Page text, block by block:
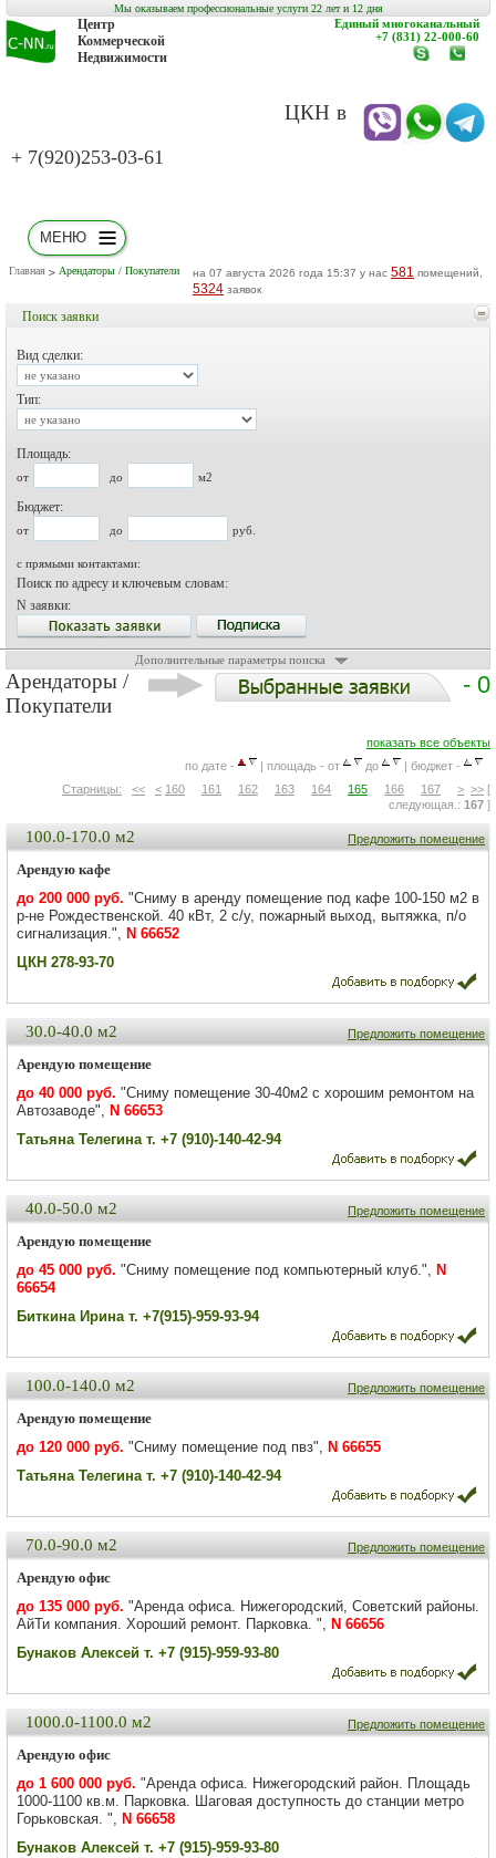
Мы оказываем профессиональные услуги 22 лет и 12 дня
Центр
Коммерческой
Недвижимости
ЦКН в
+ 7(920)253-03-61
Единый многоканальный
+7 (831) 22-000-60
www.c-
МЕНЮ
Главная Арендаторы / Покупатели на 07 августа 2026 года 15:37 у нас 581 помещений,
5324 заявок
Поиск заявки
Вид сделки:
Тип:
Площадь:
от до м2
Бюджет:
от до руб.
с прямыми контактами:
Поиск по адресу и ключевым словам:
N заявки:
Дополнительные параметры поиска
- 0
Арендаторы /
Покупатели
показать все объекты
по дате -
| площадь - от до
| бюджет -
Старницы:
<< < 160 161 162 163 164 165 166 167 > >> [
следующая.: 167 ]
Предложить помещение
100.0-170.0 м2
Арендую кафе
до 200 000 руб. "Сниму в аренду помещение под кафе 100-150 м2 в
р-не Рождественской. 40 кВт, 2 с/у, пожарный выход, вытяжка, п/о
сигнализация.", N 66652
ЦКН 278-93-70
Предложить помещение
30.0-40.0 м2
Арендую помещение
до 40 000 руб. "Сниму помещение 30-40м2 с хорошим ремонтом на
Автозаводе", N 66653
Татьяна Телегина т. +7 (910)-140-42-94
Предложить помещение
40.0-50.0 м2
Арендую помещение
до 45 000 руб. "Сниму помещение под компьютерный клуб.", N
66654
Биткина Ирина т. +7(915)-959-93-94
Предложить помещение
100.0-140.0 м2
Арендую помещение
до 120 000 руб. "Сниму помещение под пвз", N 66655
Татьяна Телегина т. +7 (910)-140-42-94
Предложить помещение
70.0-90.0 м2
Арендую офис
до 135 000 руб. "Аренда офиса. Нижегородский, Советский районы.
АйТи компания. Хороший ремонт. Парковка. ", N 66656
Бунаков Алексей т. +7 (915)-959-93-80
Предложить помещение
1000.0-1100.0 м2
Арендую офис
до 1 600 000 руб. "Аренда офиса. Нижегородский район. Площадь
1000-1100 кв.м. Парковка. Шаговая доступность до станции метро
Горьковская. ", N 66658
Бунаков Алексей т. +7 (915)-959-93-80